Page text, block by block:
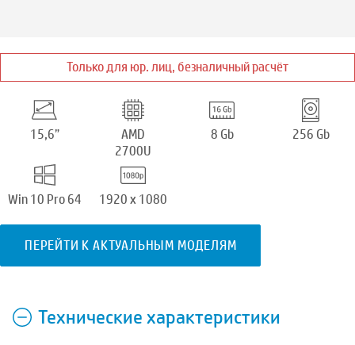
Только для юр. лиц, безналичный расчёт
15,6”
AMD
2700U
8 Gb 256 Gb
Win 10 Pro 64 1920 x 1080
ПЕРЕЙТИ К АКТУАЛЬНЫМ МОДЕЛЯМ
Технические характеристики